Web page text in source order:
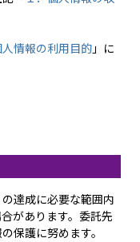
情報の利用目的」に
達成に必要な範囲内
があります。委託先
保護に努めます。